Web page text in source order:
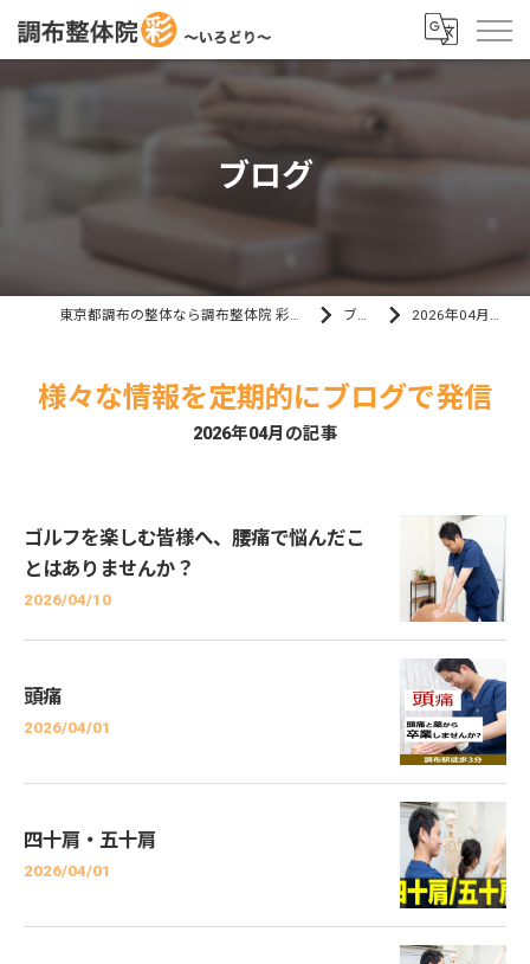
ブログ
東京都調布の整体なら調布整体院 彩～いろどり～ ブログ 2026年04月の記事
様々な情報を定期的にブログで発信
2026年04月の記事
ゴルフを楽しむ皆様へ、腰痛で悩んだこ
とはありませんか？
2026/04/10
頭痛
2026/04/01
四十肩・五十肩
2026/04/01